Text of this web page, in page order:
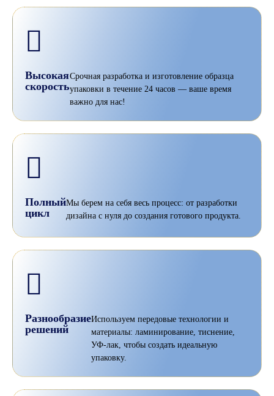
Высокая
скорость
Срочная разработка и изготовление образца
упаковки в течение 24 часов — ваше время
важно для нас!
Полный
цикл
Мы берем на себя весь процесс: от разработки
дизайна с нуля до создания готового продукта.
Разнообразие
решений
Используем передовые технологии и
материалы: ламинирование, тиснение,
УФ-лак, чтобы создать идеальную
упаковку.